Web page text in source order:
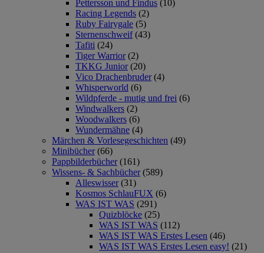
Pettersson und Findus (10)
Racing Legends (2)
Ruby Fairygale (5)
Sternenschweif (43)
Tafiti (24)
Tiger Warrior (2)
TKKG Junior (20)
Vico Drachenbruder (4)
Whisperworld (6)
Wildpferde - mutig und frei (6)
Windwalkers (2)
Woodwalkers (6)
Wundermähne (4)
Märchen & Vorlesegeschichten (49)
Minibücher (66)
Pappbilderbücher (161)
Wissens- & Sachbücher (589)
Alleswisser (31)
Kosmos SchlauFUX (6)
WAS IST WAS (291)
Quizblöcke (25)
WAS IST WAS (112)
WAS IST WAS Erstes Lesen (46)
WAS IST WAS Erstes Lesen easy! (21)